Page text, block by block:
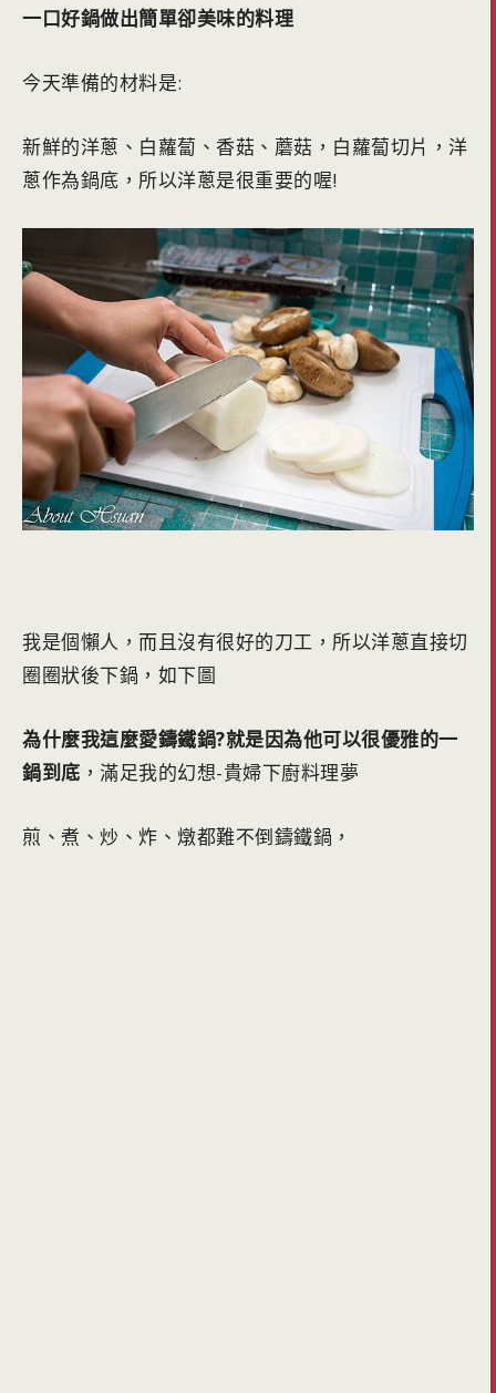
一口好鍋做出簡單卻美味的料理
今天準備的材料是:
新鮮的洋蔥、白蘿蔔、香菇、蘑菇，白蘿蔔切片，洋
蔥作為鍋底，所以洋蔥是很重要的喔!
我是個懶人，而且沒有很好的刀工，所以洋蔥直接切
圈圈狀後下鍋，如下圖
為什麼我這麼愛鑄鐵鍋?就是因為他可以很優雅的一
鍋到底 ，滿足我的幻想-貴婦下廚料理夢
煎、煮、炒、炸、燉都難不倒鑄鐵鍋，